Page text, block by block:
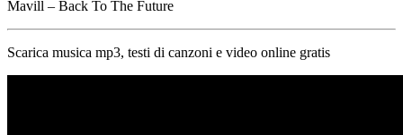
Mavill – Back To The Future
Scarica musica mp3, testi di canzoni e video online gratis